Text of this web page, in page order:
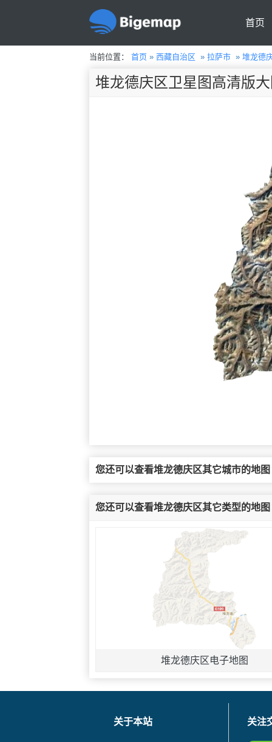
首页
当前位置： 首页» 西藏自治区 » 拉萨市» 堆龙德
堆龙德庆区卫星图高清版
您还可以查看堆龙德庆区其它城市的地图
您还可以查看堆龙德庆区其它类型的地图
堆龙德庆区电子地图
关于本站 关注